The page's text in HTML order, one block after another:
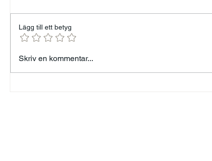
Min års resa — från 96 kg
Lägg till ett betyg
Skriv en kommentar...